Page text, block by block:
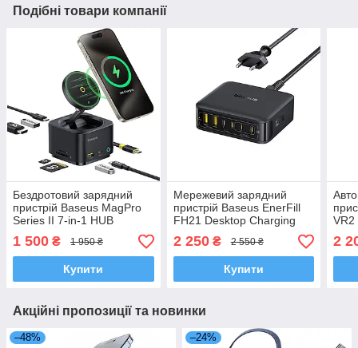
Подібні товари компанії
Бездротовий зарядний
пристрій Baseus MagPro
Series II 7-in-1 HUB
Magnetic Wireless
Charging 15W
1 500 ₴ 1 950 ₴
Купити
Мережевий зарядний
пристрій Baseus EnerFill
FH21 Desktop Charging
Station 4C+2U 120W Black
2 250₴ 2 550 ₴
Купити
VR2
2
Акційні пропозиції та новинки
–48% –24%